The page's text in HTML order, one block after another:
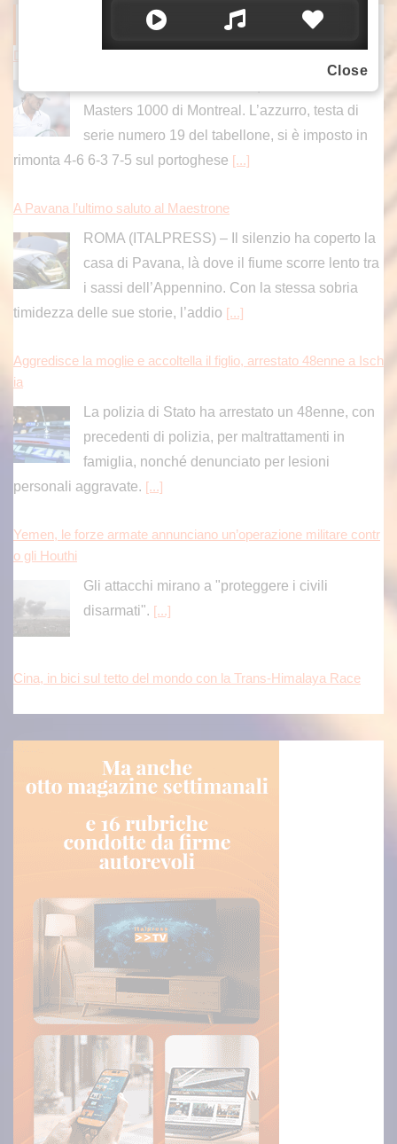
ITALPRESS NEWS
Darderi avanza ai quarti a Montreal, Borges battuto in rimonta
Masters 1000 di Montreal. L’azzurro, testa di
serie numero 19 del tabellone, si è imposto in
rimonta 4-6 6-3 7-5 sul portoghese [...]
A Pavana l’ultimo saluto al Maestrone
ROMA (ITALPRESS) – Il silenzio ha coperto la
casa di Pavana, là dove il fiume scorre lento tra
i sassi dell’Appennino. Con la stessa sobria
timidezza delle sue storie, l’addio [...]
Aggredisce la moglie e accoltella il figlio, arrestato 48enne a Isch
ia
La polizia di Stato ha arrestato un 48enne, con
precedenti di polizia, per maltrattamenti in
famiglia, nonché denunciato per lesioni
personali aggravate. [...]
Yemen, le forze armate annunciano un’operazione militare contr
o gli Houthi
Gli attacchi mirano a "proteggere i civili
disarmati". [...]
Cina, in bici sul tetto del mondo con la Trans-Himalaya Race
Close